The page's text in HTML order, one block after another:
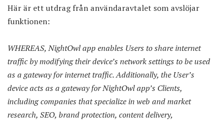
Här är ett utdrag från användaravtalet som avslöjar
funktionen:
WHEREAS, NightOwl app enables Users to share internet
traffic by modifying their device’s network settings to be used
as a gateway for internet traffic. Additionally, the User’s
device acts as a gateway for NightOwl app’s Clients,
including companies that specialize in web and market
research, SEO, brand protection, content delivery,